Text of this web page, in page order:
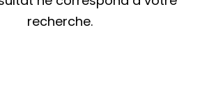
recherche.